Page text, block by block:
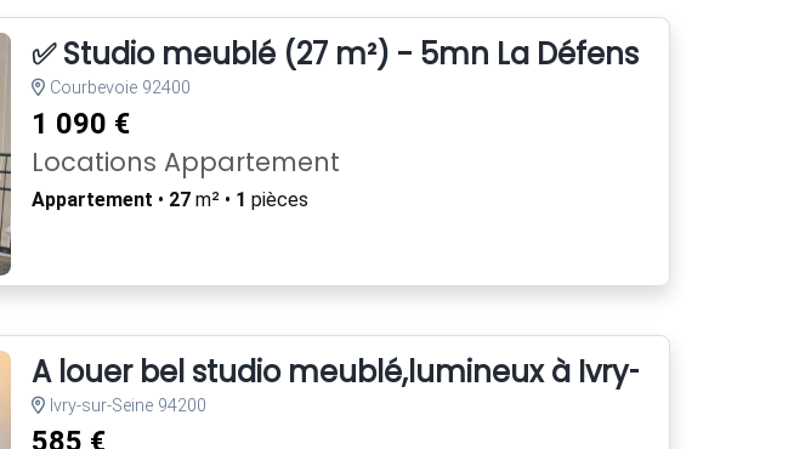
✅ Studio meublé (27 m²) - 5mn La Défense et gare
Courbevoie 92400
1 090 €
Locations Appartement
Appartement • 27m² • 1 pièces
A louer bel studio meublé,lumineux à Ivry-sur-
Ivry-sur-Seine 94200
585 €